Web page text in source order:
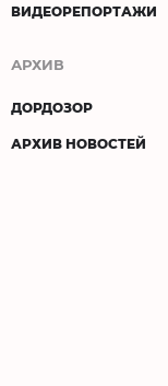
ВИДЕОРЕПОРТАЖИ
АРХИВ
ДОРДОЗОР
АРХИВ НОВОСТЕЙ